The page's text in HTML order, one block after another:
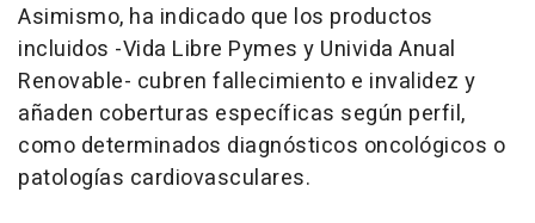
Asimismo, ha indicado que los productos
incluidos -Vida Libre Pymes y Univida Anual
Renovable- cubren fallecimiento e invalidez y
añaden coberturas específicas según perfil,
como determinados diagnósticos oncológicos o
patologías cardiovasculares.